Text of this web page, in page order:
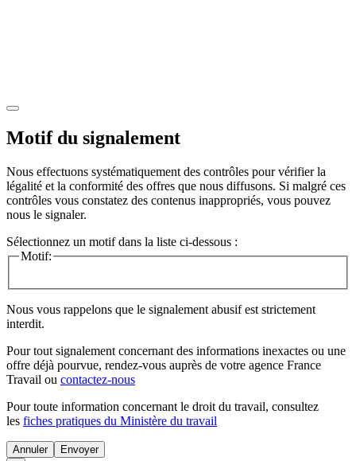
Motif du signalement
Nous effectuons systématiquement des contrôles pour vérifier la
légalité et la conformité des offres que nous diffusons. Si malgré ces
contrôles vous constatez des contenus inappropriés, vous pouvez
nous le signaler.
Sélectionnez un motif dans la liste ci-dessous :
Motif:
Nous vous rappelons que le signalement abusif est strictement
interdit.
Pour tout signalement concernant des informations inexactes ou une
offre déjà pourvue, rendez-vous auprès de votre agence France
Travail ou contactez-nous
Pour toute information concernant le droit du travail, consultez
les fiches pratiques du Ministère du travail
Annuler